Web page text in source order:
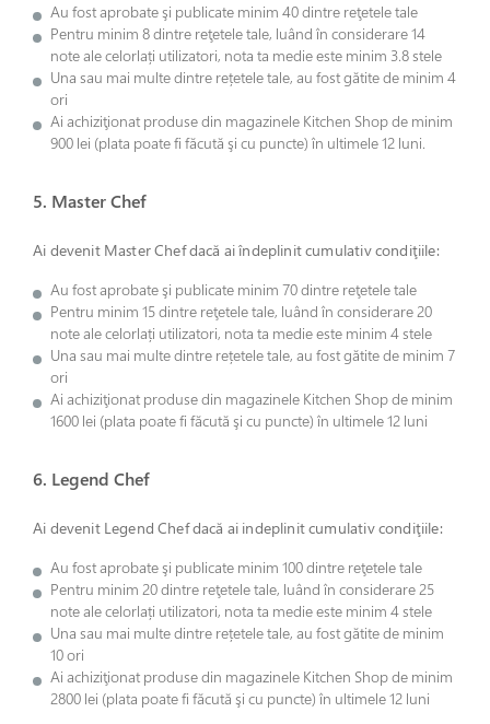
Au fost aprobate şi publicate minim 40 dintre reţetele tale
Pentru minim 8 dintre reţetele tale, luând în considerare 14
note ale celorlați utilizatori, nota ta medie este minim 3.8 stele
Una sau mai multe dintre rețetele tale, au fost gătite de minim 4
ori
Ai achiziţionat produse din magazinele Kitchen Shop de minim
900 lei (plata poate fi făcută şi cu puncte) în ultimele 12 luni.
5. Master Chef
Ai devenit Master Chef dacă ai îndeplinit cumulativ condiţiile:
Au fost aprobate şi publicate minim 70 dintre reţetele tale
Pentru minim 15 dintre reţetele tale, luând în considerare 20
note ale celorlați utilizatori, nota ta medie este minim 4 stele
Una sau mai multe dintre rețetele tale, au fost gătite de minim 7
ori
Ai achiziţionat produse din magazinele Kitchen Shop de minim
1600 lei (plata poate fi făcută şi cu puncte) în ultimele 12 luni
6. Legend Chef
Ai devenit Legend Chef dacă ai indeplinit cumulativ condiţiile:
Au fost aprobate şi publicate minim 100 dintre reţetele tale
Pentru minim 20 dintre reţetele tale, luând în considerare 25
note ale celorlați utilizatori, nota ta medie este minim 4 stele
Una sau mai multe dintre rețetele tale, au fost gătite de minim
10 ori
Ai achiziţionat produse din magazinele Kitchen Shop de minim
2800 lei (plata poate fi făcută şi cu puncte) în ultimele 12 luni